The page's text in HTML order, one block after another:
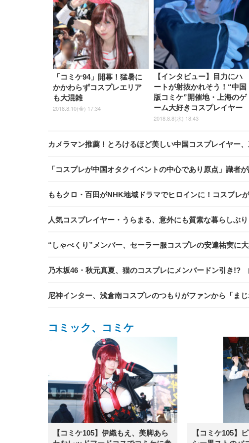
「コミケ94」開幕！猛暑に
かかわらずコスプレエリア
も大混雑
2018.8.10(金) 17:34
【インタビュー】目力にハ
ートが射抜かれそう！“中国
版コミケ”開催地・上海のゲ
ーム大好きコスプレイヤー
2018.8.8(水) 18:43
カメラマン推薦！とろけるほど美しい中国コスプレイヤー
「コスプレが中国オタクイベントの中心であり原点」識者
ももクロ・百田がNHK地域ドラマでヒロインに！コスプレ
人気コスプレイヤー・うらまる、意外にも質素な暮らしぶり
“しゃべくり”メンバー、セーラー服コスプレの安達祐実に
乃木坂46・秋元真夏、猫のコスプレにメンバードン引き!?
尼神インター、浅倉南コスプレのつもりがファンから「まじ
コミック、コミケ
【コミケ105】伊織もえ、美脚あら
【コミケ105】